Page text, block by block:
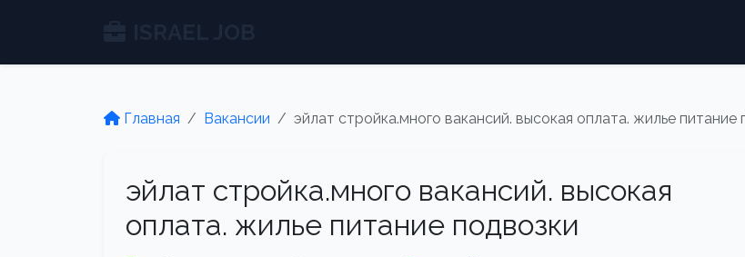
Главная Вакансии эйлат стройка.много вакансий. высокая оплата. жилье питание
эйлат стройка.много вакансий. высокая
оплата. жилье питание подвозки